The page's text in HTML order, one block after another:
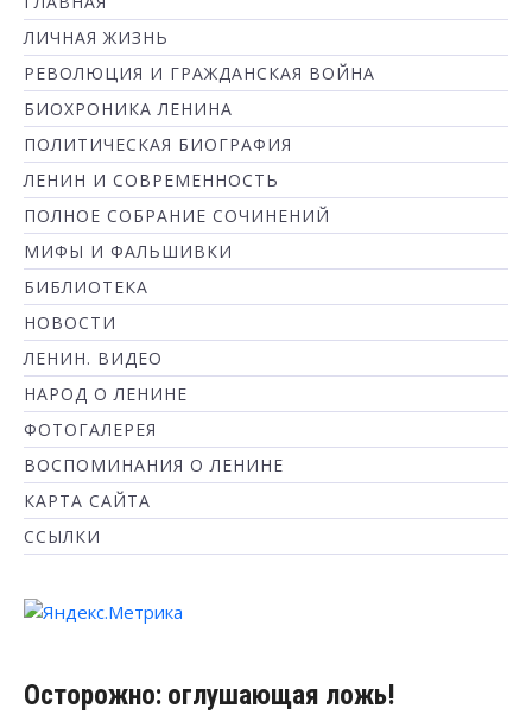
ЛИЧНАЯ ЖИЗНЬ
РЕВОЛЮЦИЯ И ГРАЖДАНСКАЯ ВОЙНА
БИОХРОНИКА ЛЕНИНА
ПОЛИТИЧЕСКАЯ БИОГРАФИЯ
ЛЕНИН И СОВРЕМЕННОСТЬ
ПОЛНОЕ СОБРАНИЕ СОЧИНЕНИЙ
МИФЫ И ФАЛЬШИВКИ
БИБЛИОТЕКА
НОВОСТИ
ЛЕНИН. ВИДЕО
НАРОД О ЛЕНИНЕ
ФОТОГАЛЕРЕЯ
ВОСПОМИНАНИЯ О ЛЕНИНЕ
КАРТА САЙТА
ССЫЛКИ
Осторожно: оглушающая ложь!